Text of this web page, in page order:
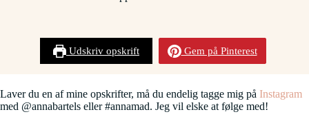
Udskriv opskrift Gem på Pinterest
Laver du en af mine opskrifter, må du endelig tagge mig på Instagram
med @annabartels eller #annamad. Jeg vil elske at følge med!